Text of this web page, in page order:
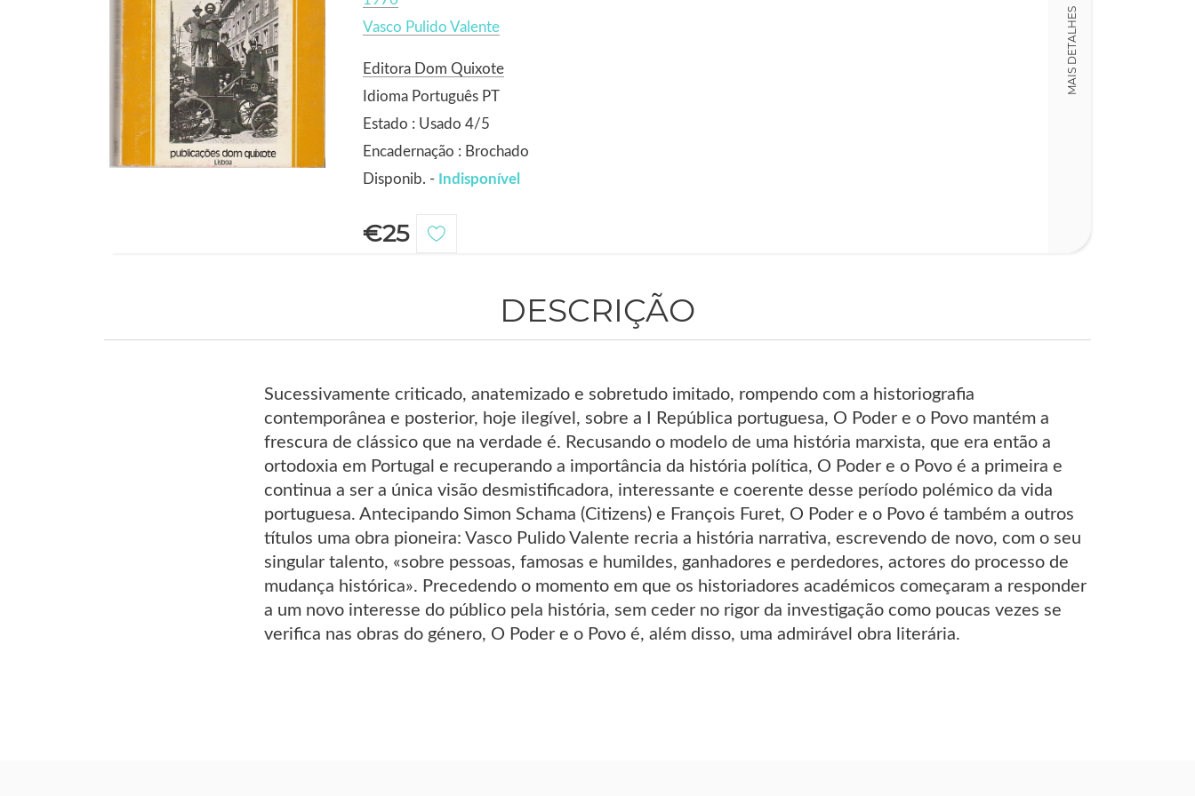
Vasco Pulido Valente
Editora Dom Quixote
Idioma Português PT
Estado : Usado 4/5
Encadernação : Brochado
Disponib. - Indisponível
€25
MAIS DETALHES
DESCRIÇÃO
Sucessivamente criticado, anatemizado e sobretudo imitado, rompendo com a historiografia
contemporânea e posterior, hoje ilegível, sobre a I República portuguesa, O Poder e o Povo mantém a
frescura de clássico que na verdade é. Recusando o modelo de uma história marxista, que era então a
ortodoxia em Portugal e recuperando a importância da história política, O Poder e o Povo é a primeira e
continua a ser a única visão desmistificadora, interessante e coerente desse período polémico da vida
portuguesa. Antecipando Simon Schama (Citizens) e François Furet, O Poder e o Povo é também a outros
títulos uma obra pioneira: Vasco Pulido Valente recria a história narrativa, escrevendo de novo, com o seu
singular talento, «sobre pessoas, famosas e humildes, ganhadores e perdedores, actores do processo de
mudança histórica». Precedendo o momento em que os historiadores académicos começaram a responder
a um novo interesse do público pela história, sem ceder no rigor da investigação como poucas vezes se
verifica nas obras do género, O Poder e o Povo é, além disso, uma admirável obra literária.